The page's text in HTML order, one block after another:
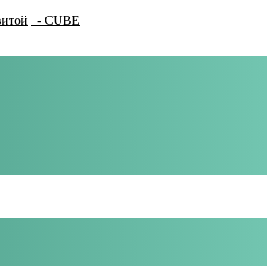
- CUBE